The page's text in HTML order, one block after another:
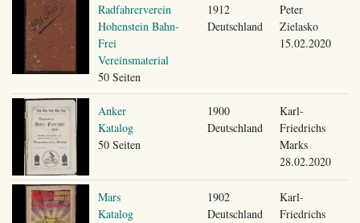
Radfahrerverein
Hohenstein Bahn-
Frei
Vereinsmaterial
50 Seiten
1912
Deutschland
Peter
Zielasko
15.02.2020
Anker
Katalog
50 Seiten
1900
Deutschland
Karl-
Friedrichs
Marks
28.02.2020
Mars
Katalog
1902
Deutschland
Karl-
Friedrichs